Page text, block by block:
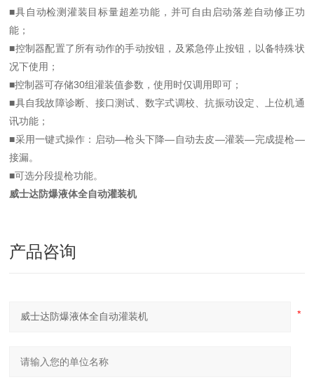
■具自动检测灌装目标量超差功能，并可自由启动落差自动修正功
能；
■控制器配置了所有动作的手动按钮，及紧急停止按钮，以备特殊状
况下使用；
■控制器可存储30组灌装值参数，使用时仅调用即可；
■具自我故障诊断、接口测试、数字式调校、抗振动设定、上位机通
讯功能；
■采用一键式操作：启动—枪头下降—自动去皮—灌装—完成提枪—
接漏。
■可选分段提枪功能。
威士达防爆液体全自动灌装机
产品咨询